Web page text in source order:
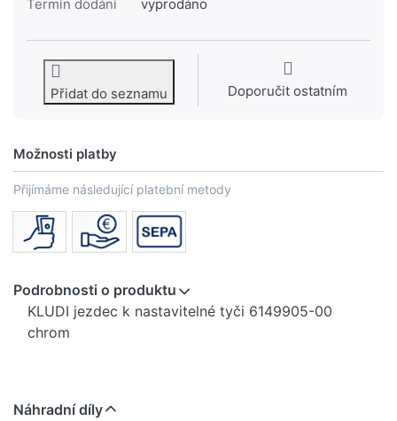
Termín dodání
vyprodáno
Přidat do seznamu Doporučit ostatním
Možnosti platby
Přijímáme následující platební metody
Podrobnosti o produktu
KLUDI jezdec k nastavitelné tyči 6149905-00
chrom
Náhradní díly